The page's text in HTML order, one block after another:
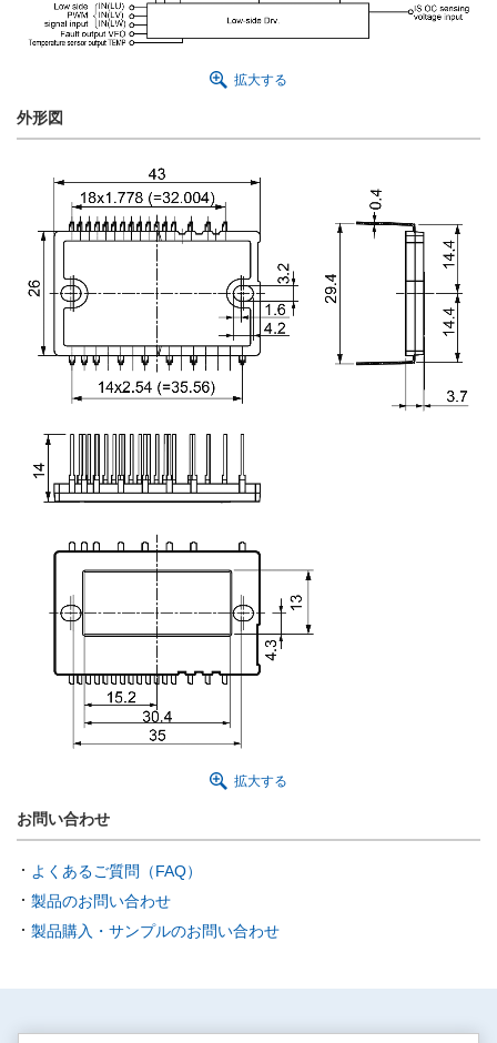
拡大する
外形図
拡大する
お問い合わせ
よくあるご質問（FAQ）
製品のお問い合わせ
製品購入・サンプルのお問い合わせ